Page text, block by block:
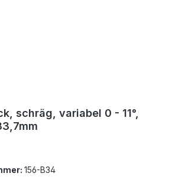
schräg, variabel 0 - 11°,
156-B34